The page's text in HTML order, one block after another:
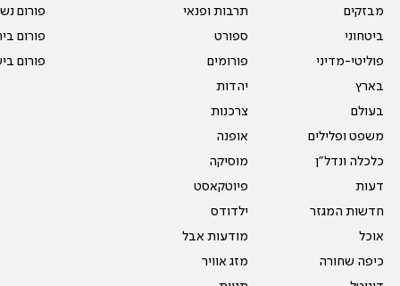
מבזקים
ביטחוני
פוליטי-מדיני
בארץ
בעולם
משפט ופלילים
כלכלה ונדל"ן
דעות
חדשות המגזר
אוכל
כיפה שחורה
תרבות ופנאי
ספורט
פורומים
יהדות
צרכנות
אופנה
מוסיקה
פיוטקאסט
ילדודס
מודעות אבל
מזג אוויר
פורום
פורום
פורום